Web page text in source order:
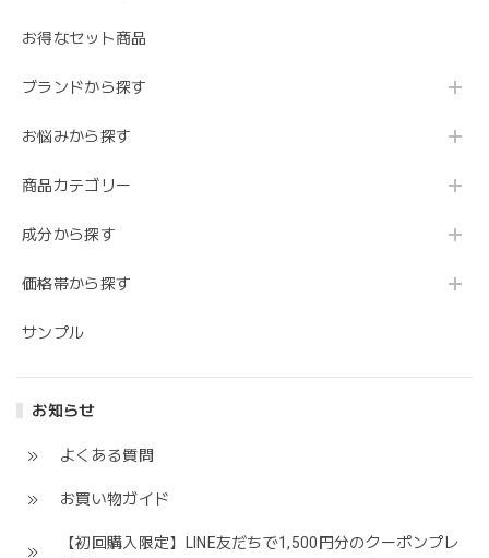
お得なセット商品
ブランドから探す
お悩みから探す
商品カテゴリー
成分から探す
価格帯から探す
サンプル
お知らせ
よくある質問
お買い物ガイド
【初回購入限定】LINE友だちで1,500円分のクーポンプレ